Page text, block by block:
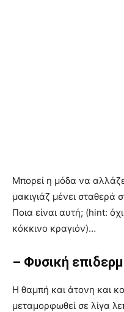
Μπορεί η μόδα να
μακιγιάζ μένει σταθερά
Ποια είναι αυτή; (hint:
κόκκινο κραγιόν)…
– Φυσική
Η θαμπή και άτονη και
μεταμορφωθεί σε λίγα